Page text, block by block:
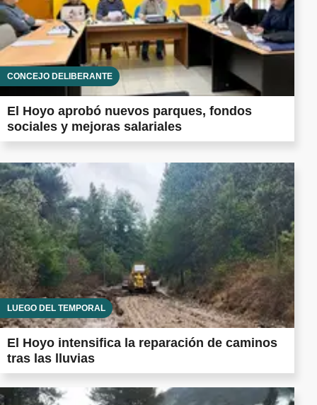
CONCEJO DELIBERANTE
El Hoyo aprobó nuevos parques, fondos
sociales y mejoras salariales
LUEGO DEL TEMPORAL
El Hoyo intensifica la reparación de caminos
tras las lluvias